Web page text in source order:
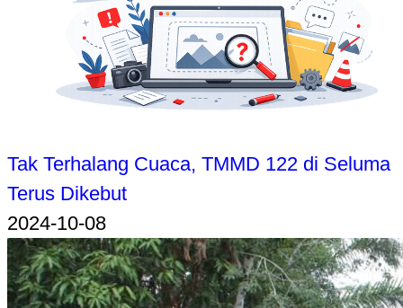
Tak Terhalang Cuaca, TMMD 122 di Seluma
Terus Dikebut
2024-10-08